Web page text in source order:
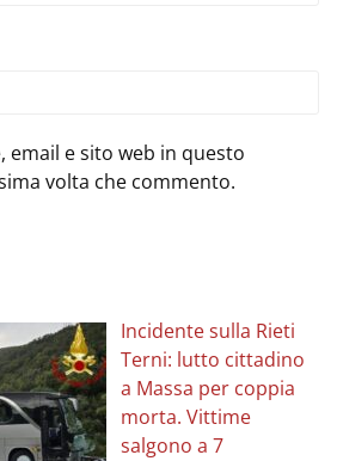
email e sito web in questo
volta che commento.
Incidente sulla Rieti
Terni: lutto cittadino
a Massa per coppia
morta. Vittime
salgono a 7